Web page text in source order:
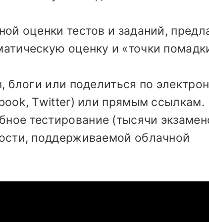
оценки тестов и заданий,
оценку и «точки
или поделиться по
Twitter) или прямым ссылкам.
тестирование (тысячи
поддерживаемой облачной